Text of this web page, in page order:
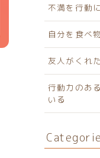
不満を行動
自分を食べ
友人がくれ
行動力のあ
いる